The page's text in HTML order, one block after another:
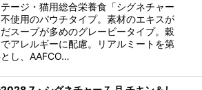
ージ・猫用総合栄養食「シグネチャー
不使用のパウチタイプ。素材のエキスが
スープが多めのグレービータイプ。穀
アレルギーに配慮。リアルミートを第
し、AAFCO…